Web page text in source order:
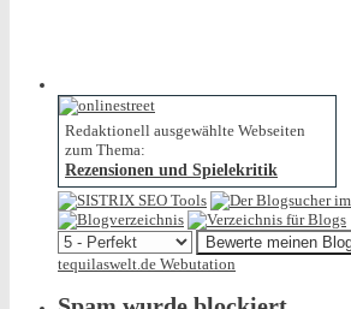
Redaktionell ausgewählte Webseiten
zum Thema:
Rezensionen und Spielekritik
tequilaswelt.de Webutation